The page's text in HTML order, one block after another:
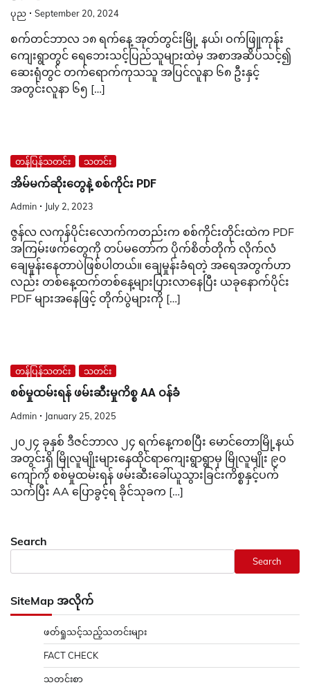
ပုည September 20, 2024
စက်တင်ဘာလ ၁၈ ရက်နေ့ အုတ်တွင်းမြို့ နယ်၊ ဝက်ဖြူကုန်း
ကျေးရွာတွင် ရေဘေးသင့်ပြည်သူများထဲမှ အစာအဆိပ်သင့်၍
ဆေးရုံတွင် တက်ရောက်ကုသသူ အပြင်လူနာ ၆၈ ဦးနှင့်
အတွင်းလူနာ ၆၅ […]
တန်ပြန်သတင်း သတင်း
အိမ်မက်ဆိုးတွေနဲ့ စစ်ကိုင်း PDF
Admin July 2, 2023
ဇွန်လ လကုန်ပိုင်းလောက်ကတည်းက စစ်ကိုင်းတိုင်းထဲက PDF
အကြမ်းဖက်တွေကို တပ်မတော်က ပိုက်စိတ်တိုက် လိုက်လံ
ချေမှုန်းနေတာပဲဖြစ်ပါတယ်။ ချေမှုန်းခံရတဲ့ အရေအတွက်ဟာ
လည်း တစ်နေ့ထက်တစ်နေ့များပြားလာနေပြီး ယခုနောက်ပိုင်း
PDF များအနေဖြင့် တိုက်ပွဲများကို […]
တန်ပြန်သတင်း သတင်း
စစ်မှုထမ်းရန် ဖမ်းဆီးမှုကိစ္စ AA ဝန်ခံ
Admin January 25, 2025
၂၀၂၄ ခုနှစ် ဒီဇင်ဘာလ ၂၄ ရက်နေ့ကစပြီး မောင်တောမြို့နယ်
အတွင်းရှိ မြိုလူမျိုးများနေထိုင်ရာကျေးရွာရွာမှ မြိုလူမျိုး ၉၀
ကျော်ကို စစ်မှုထမ်းရန် ဖမ်းဆီးခေါ်ယူသွားခြင်းကိစ္စနှင့်ပက်
သက်ပြီး AA ပြောခွင့်ရ ခိုင်သုခက […]
Search
Search
SiteMap အလိုက်
ဖတ်ရှုသင့်သည့်သတင်းများ
FACT CHECK
သတင်းစာ